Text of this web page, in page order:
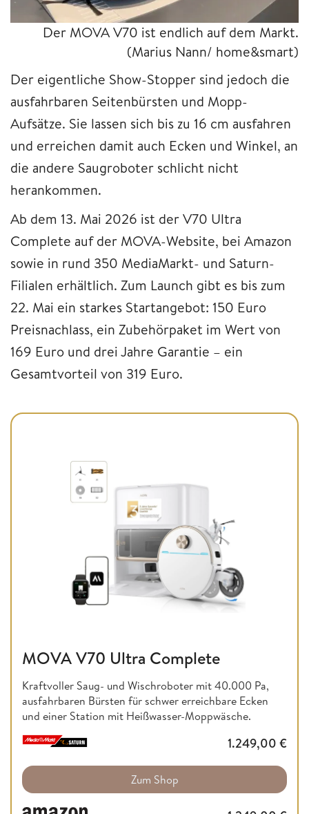
Der MOVA V70 ist endlich auf dem Markt.
(Marius Nann/ home&smart)
Der eigentliche Show-Stopper sind jedoch die
ausfahrbaren Seitenbürsten und Mopp-
Aufsätze. Sie lassen sich bis zu 16 cm ausfahren
und erreichen damit auch Ecken und Winkel, an
die andere Saugroboter schlicht nicht
herankommen.
Ab dem 13. Mai 2026 ist der V70 Ultra
Complete auf der MOVA-Website, bei Amazon
sowie in rund 350 MediaMarkt- und Saturn-
Filialen erhältlich. Zum Launch gibt es bis zum
22. Mai ein starkes Startangebot: 150 Euro
Preisnachlass, ein Zubehörpaket im Wert von
169 Euro und drei Jahre Garantie – ein
Gesamtvorteil von 319 Euro.
MOVA V70 Ultra Complete
Kraftvoller Saug- und Wischroboter mit 40.000 Pa,
ausfahrbaren Bürsten für schwer erreichbare Ecken
und einer Station mit Heißwasser-Moppwäsche.
1.249,00 €
Zum Shop